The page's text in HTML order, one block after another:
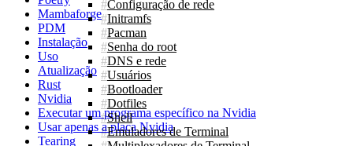
Configuração de rede
Initramfs
Pacman
Senha do root
DNS e rede
Usuários
Bootloader
Dotfiles
Shell
Emuladores de Terminal
Mambaforge
PDM
Instalação
Uso
Atualização
Rust
Nvidia
Executar um programa específico na Nvidia
Usar apenas a placa Nvidia
Tearing